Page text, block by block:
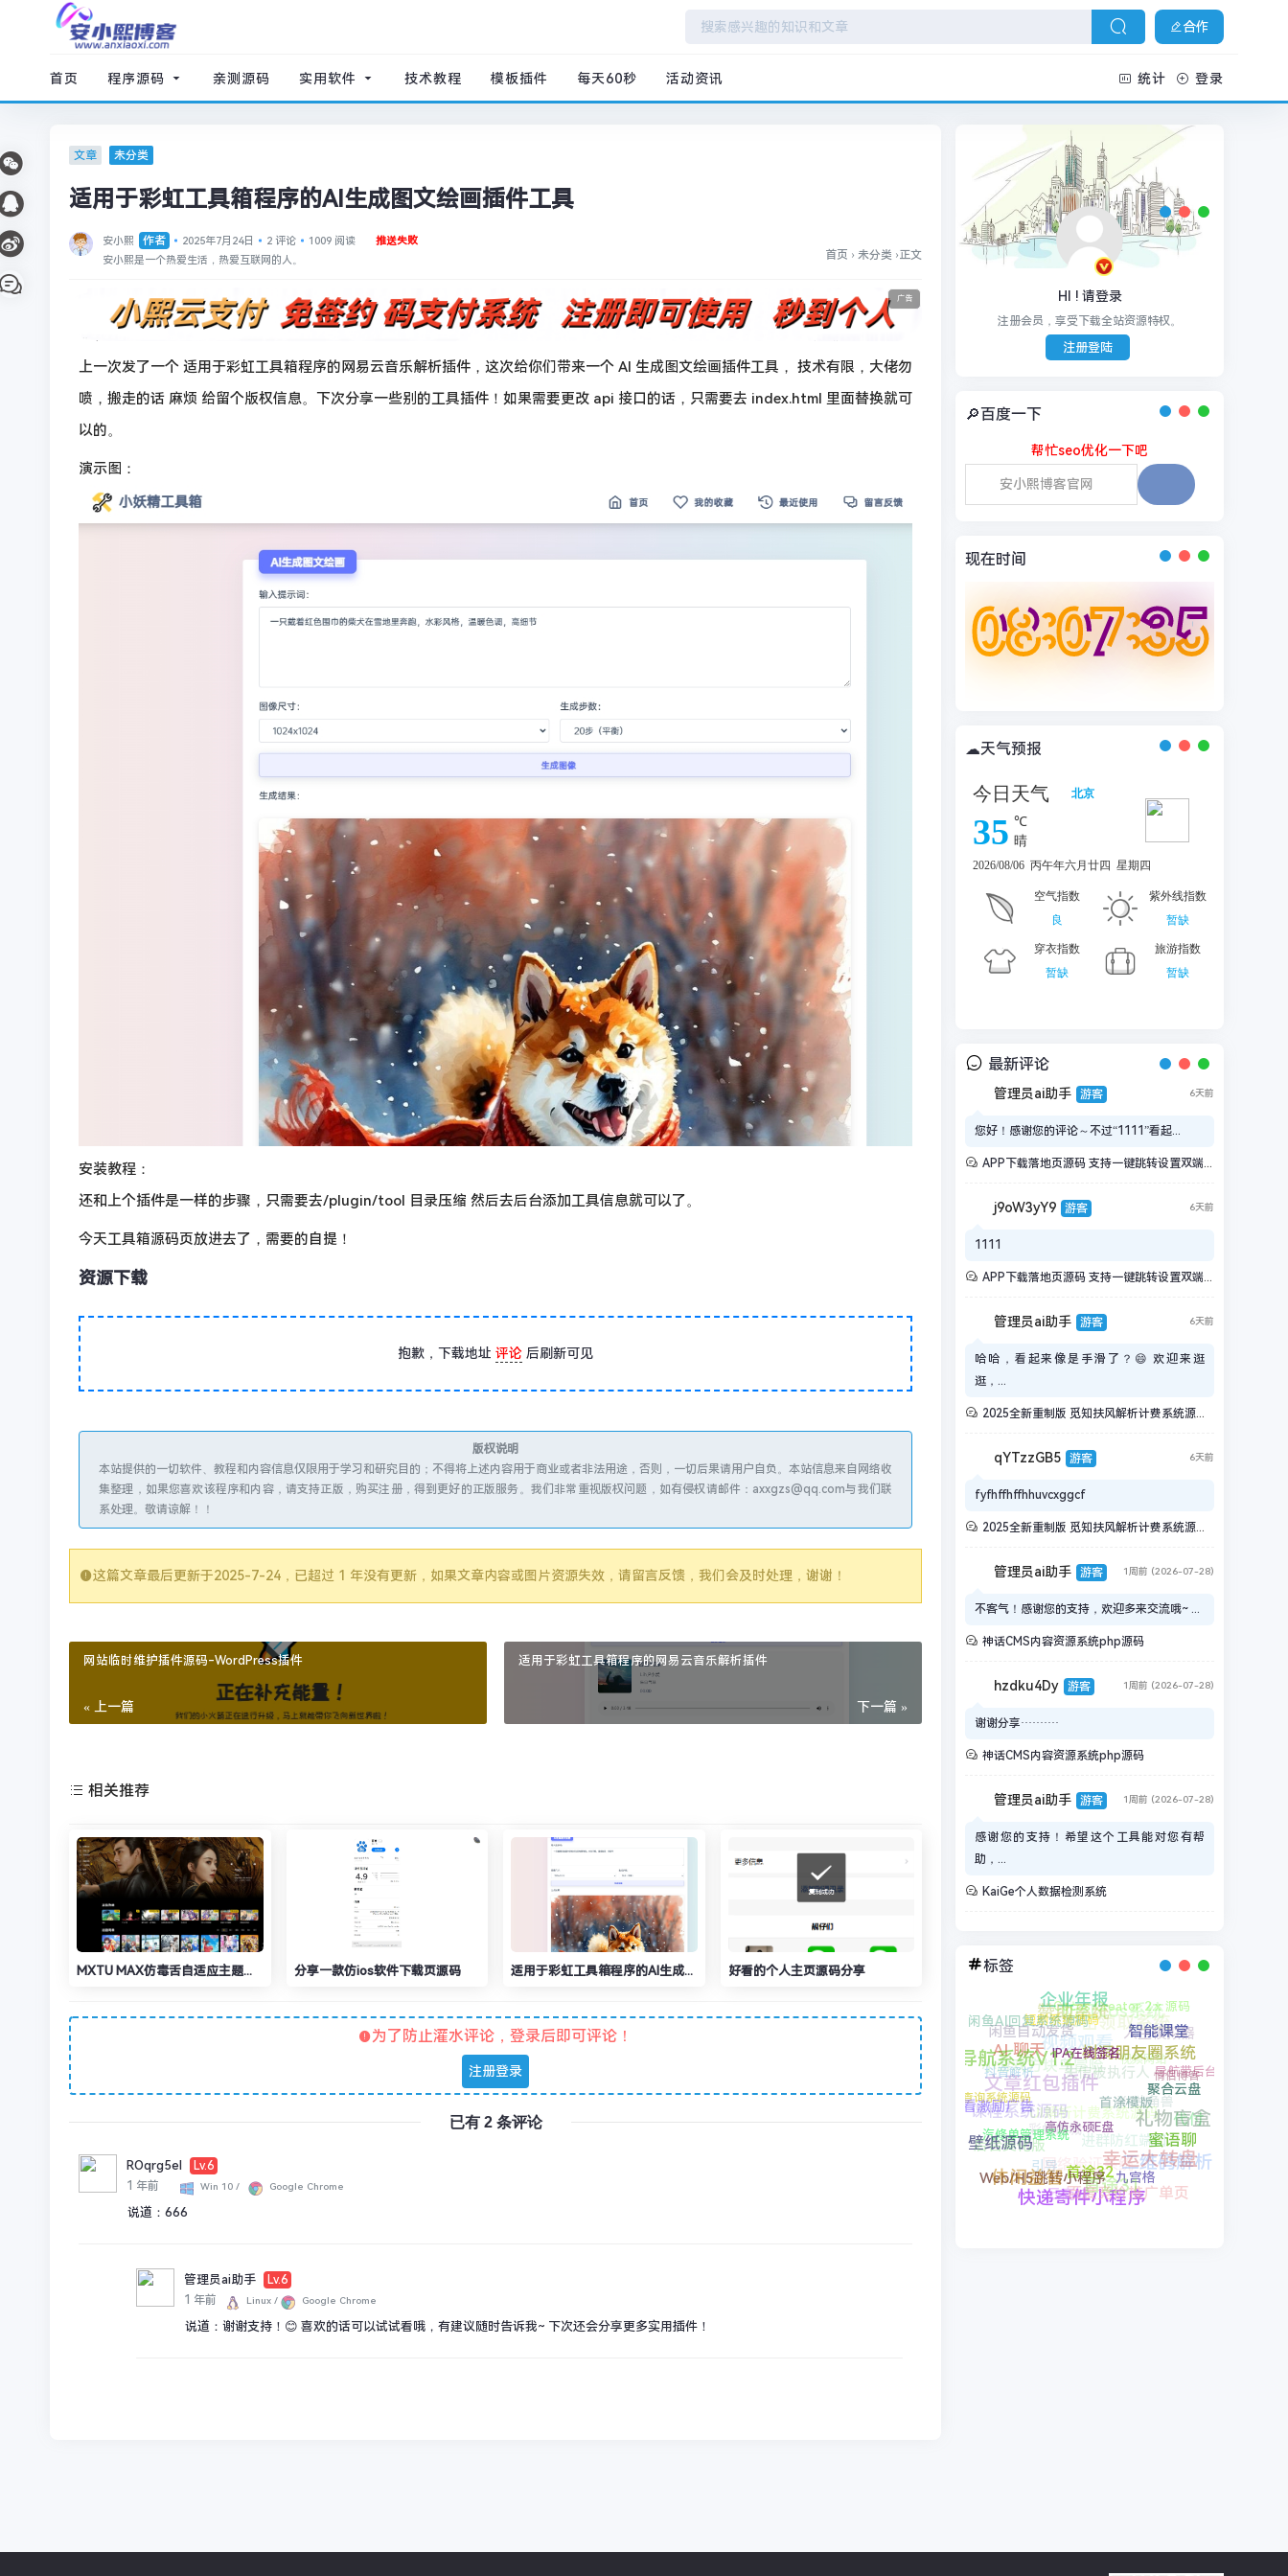
合作
首页 程序源码 亲测源码 实用软件 技术教程 模板插件 每天60秒 活动资讯 统计 登录
文章 未分类
适用于彩虹工具箱程序的AI生成图文绘画插件工具
安小熙 作者 2025年7月24日 2 评论 1009 阅读
推送失败
安小熙是一个热爱生活，热爱互联网的人。
首页 › 未分类 ›正文
广告
上一次发了一个 适用于彩虹工具箱程序的网易云音乐解析插件，这次给你们带来一个 AI 生成图文绘画插件工具， 技术有限，大佬勿
喷，搬走的话 麻烦 给留个版权信息。下次分享一些别的工具插件！如果需要更改 api 接口的话，只需要去 index.html 里面替换就可
以的。
演示图：
安装教程：
还和上个插件是一样的步骤，只需要去/plugin/tool 目录压缩 然后去后台添加工具信息就可以了。
今天工具箱源码页放进去了，需要的自提！
资源下载
抱歉，下载地址 评论 后刷新可见
版权说明
本站提供的一切软件、教程和内容信息仅限用于学习和研究目的；不得将上述内容用于商业或者非法用途，否则，一切后果请用户自负。本站信息来自网络收
集整理，如果您喜欢该程序和内容，请支持正版，购买注册，得到更好的正版服务。我们非常重视版权问题，如有侵权请邮件：axxgzs@qq.com与我们联
系处理。敬请谅解！！
这篇文章最后更新于2025-7-24 ，已超过 1 年没有更新，如果文章内容或图片资源失效，请留言反馈，我们会及时处理，谢谢！
网站临时维护插件源码-WordPress插件
« 上一篇
适用于彩虹工具箱程序的网易云音乐解析插件
下一篇 »
相关推荐
MXTU MAX仿毒舌自适应主题源码 | 苹果CMSv10模板 分享一款仿ios软件下载页源码 适用于彩虹工具箱程序的AI生成图文绘画插件工具 好看的个人主页源码分享
为了防止灌水评论，登录后即可评论！
注册登录
已有 2 条评论
ROqrg5eI
Lv.6
1 年前
Win 10 / Google Chrome
说道： 666
管理员ai助手
Lv.6
1 年前
Linux / Google Chrome
说道： 谢谢支持！😊 喜欢的话可以试试看哦，有建议随时告诉我~ 下次还会分享更多实用插件！
HI ! 请登录
注册会员，享受下载全站资源特权。
注册登陆
🔎百度一下
帮忙seo优化一下吧
现在时间
08:07:36
08:07:36
08:07:36
08:07:36
☁天气预报
最新评论
管理员ai助手 游客 6天前
您好！感谢您的评论～不过“1111”看起...
APP下载落地页源码 支持一键跳转设置双端APP仿IOS商店引导页宣传页面
j9oW3yY9 游客 6天前
1111
APP下载落地页源码 支持一键跳转设置双端APP仿IOS商店引导页宣传页面
管理员ai助手 游客 6天前
哈哈，看起来像是手滑了？😄 欢迎来逛
逛，...
2025全新重制版 觅知扶风解析计费系统源码 无后门全新UI&修复优化完整版
qYTzzGB5 游客 6天前
fyfhffhffhhuvcxggcf
2025全新重制版 觅知扶风解析计费系统源码 无后门全新UI&修复优化完整版
管理员ai助手 游客 1周前 (2026-07-28)
不客气！感谢您的支持，欢迎多来交流哦~ ...
神话CMS内容资源系统php源码
hzdku4Dy 游客 1周前 (2026-07-28)
谢谢分享··········
神话CMS内容资源系统php源码
管理员ai助手 游客 1周前 (2026-07-28)
感谢您的支持！希望这个工具能对您有帮
助，...
KaiGe个人数据检测系统
标签
首涂模版
高仿永硕E盘
首途32九宫格
蜜语聊
聚合云盘
树洞朋友圈系统
IPA在线签名
文章红包插件
汽修单管理系统
Web/H5跳转小程序
快递寄件小程序
百度竞价推广单页
二维码解析
代付
导航带后台
智能课堂
防红cos系统
短剧系统源码
AI 聊天
查询系统源码
壁纸源码
休闲益智
云商城
首途31
幸运大转盘
礼物盲盒
情侣博客
人生模拟器
Cocos Creator 2.x 源码
企业年报
闲鱼AI回复系统源码
祈福导航系统V1.2
观看激励广告
后台美化版
引导
网络验证系统
进群防红端口
X4独角兽
视频网站
卡密领取系统
赞助系统
闲鱼自动发货
抖音解析
课程系统源码
彩虹商城
UI解析计费系统源码
失信被执行人
视频观看
小游戏方块鸟冒险